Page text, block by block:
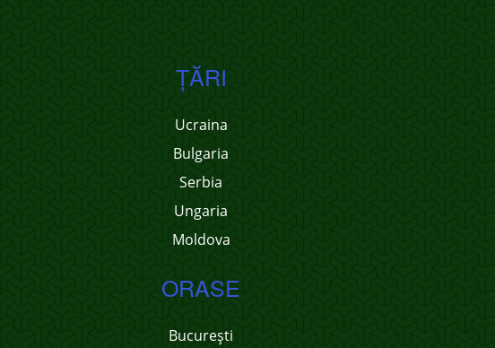
ŢĂRI
Ucraina
Bulgaria
Serbia
Ungaria
Moldova
ORASE
București